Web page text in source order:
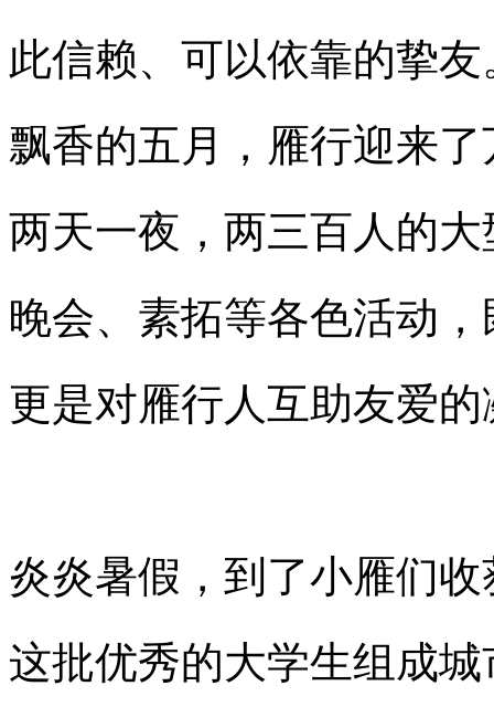
此信赖、可以依靠的挚友
飘香的五月，雁行迎来
两天一夜，两三百人的
晚会、素拓等各色活动
更是对雁行人互助友爱
炎炎暑假，到了小雁们
这批优秀的大学生组成